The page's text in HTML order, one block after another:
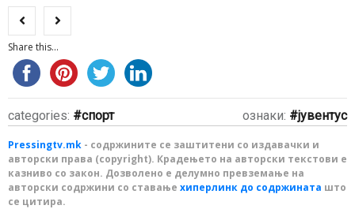
Share this...
categories: спорт ознаки: јувентус
Pressingtv.mk - содржините се заштитени со издавачки и
авторски права (copyright). Крадењето на авторски текстови е
казниво со закон. Дозволено е делумно превземање на
авторски содржини со ставање хиперлинк до содржината што
се цитира.